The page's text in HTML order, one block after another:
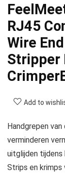
RJ45
Wire
Stripper
Add to
Handgrepen
verminderen
uitglijden tijdens
Strips en krimps